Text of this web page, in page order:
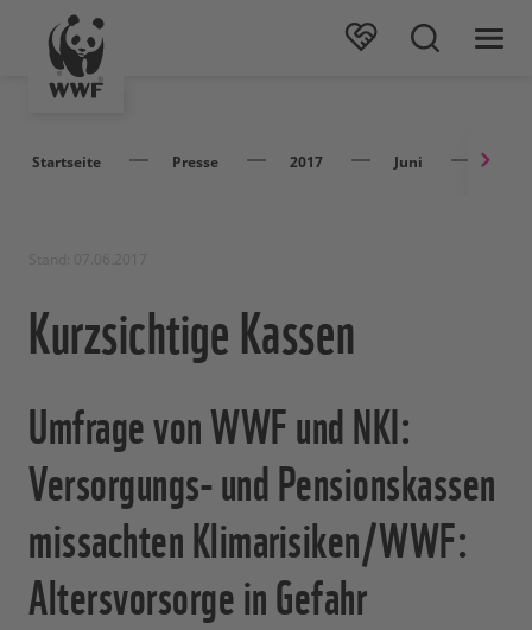
Startseite Presse 2017 Juni
Kurzsichtige Kassen
Umfrage von WWF und NKI:
Versorgungs- und Pensionskassen
missachten Klimarisiken/WWF:
Altersvorsorge in Gefahr